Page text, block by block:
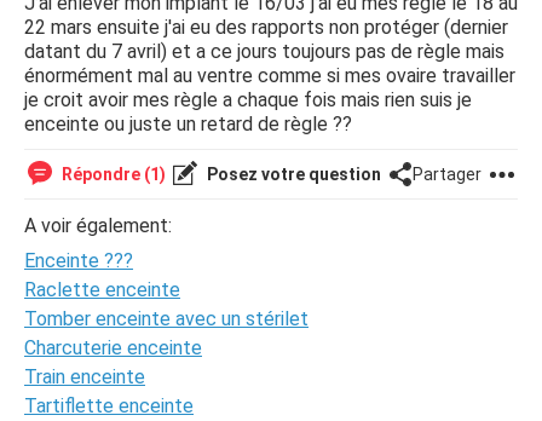
22 mars ensuite j'ai eu des rapports non protéger (dernier
datant du 7 avril) et a ce jours toujours pas de règle mais
énormément mal au ventre comme si mes ovaire travailler
je croit avoir mes règle a chaque fois mais rien suis je
enceinte ou juste un retard de règle ??
Répondre (1) Posez votre question Partager
A voir également:
Enceinte ???
Raclette enceinte
Tomber enceinte avec un stérilet
Charcuterie enceinte
Train enceinte
Tartiflette enceinte